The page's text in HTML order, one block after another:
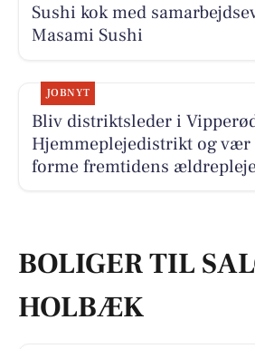
Sushi kok med
Masami Sushi
JOBNYT
Bliv distriktsleder i
Hjemmeplejedistrikt og vær
forme fremtidens
BOLIGER TIL
HOLBÆK